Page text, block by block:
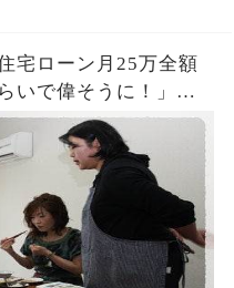
宅ローン月25万全額
いで偉そうに！」長
「喜んで！」支払い